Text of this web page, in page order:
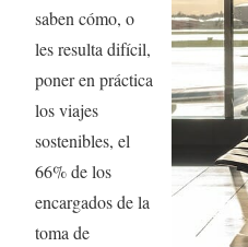
saben cómo, o
les resulta difícil,
poner en práctica
los viajes
sostenibles, el
66% de los
encargados de la
toma de